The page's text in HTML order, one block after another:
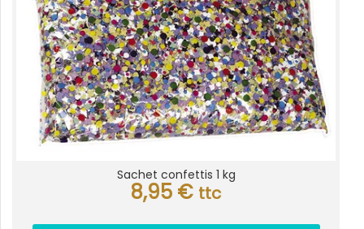
Sachet confettis 1 kg
8,95 € ttc